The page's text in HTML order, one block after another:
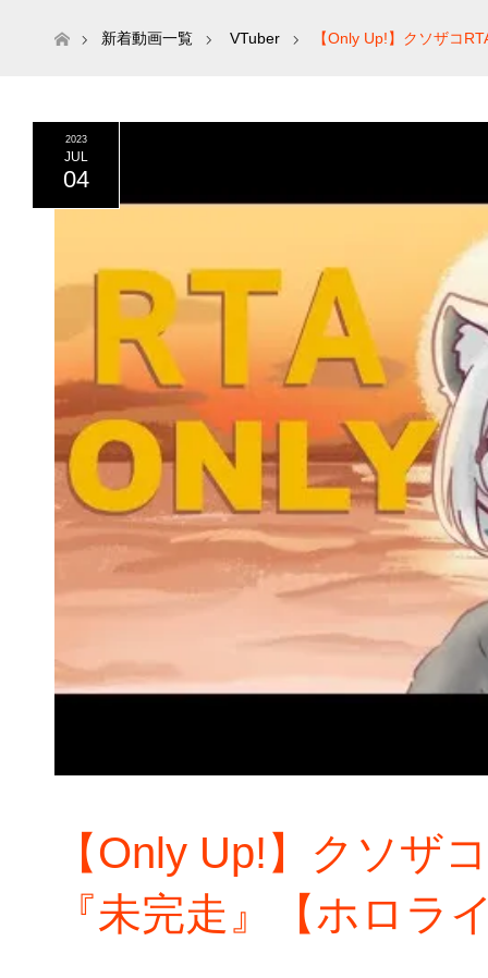
ホーム新着動画一覧 VTuber 【Only Up!】クソザコ
2023
JUL
04
【Only Up!】クソザ
『未完走』【ホロラ